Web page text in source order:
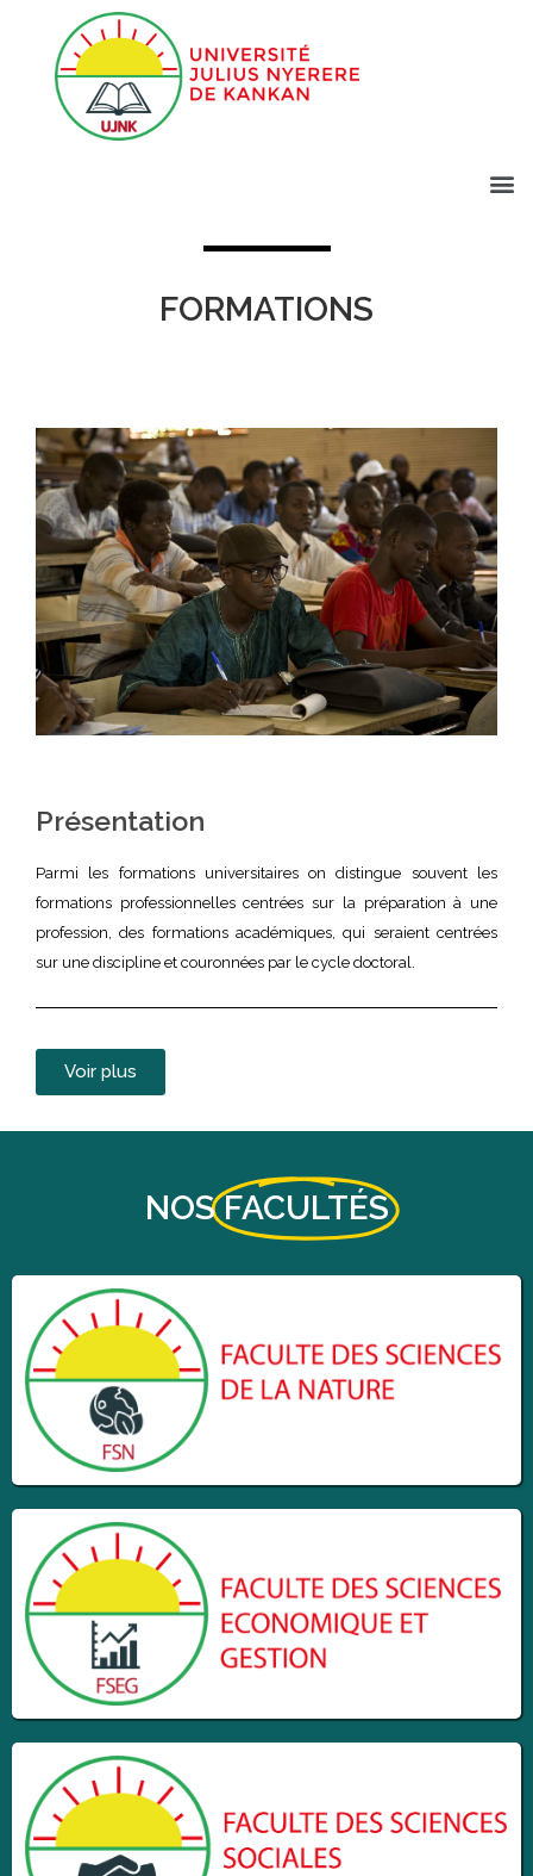
FORMATIONS
Présentation
Parmi les formations universitaires on distingue souvent les
formations professionnelles centrées sur la préparation à une
profession, des formations académiques, qui seraient centrées
sur une discipline et couronnées par le cycle doctoral.
Voir plus
NOSFACULTÉS